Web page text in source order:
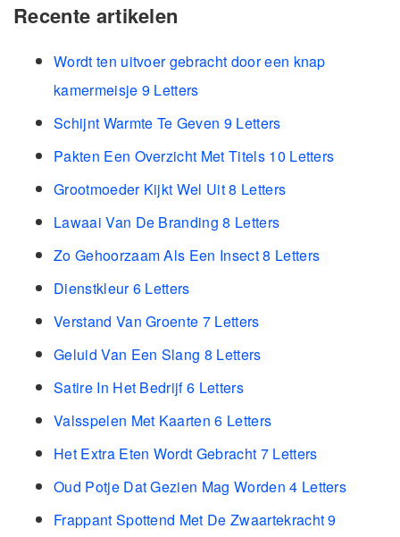
Recente artikelen
Wordt ten uitvoer gebracht door een knap
kamermeisje 9 Letters
Schijnt Warmte Te Geven 9 Letters
Pakten Een Overzicht Met Titels 10 Letters
Grootmoeder Kijkt Wel Uit 8 Letters
Lawaai Van De Branding 8 Letters
Zo Gehoorzaam Als Een Insect 8 Letters
Dienstkleur 6 Letters
Verstand Van Groente 7 Letters
Geluid Van Een Slang 8 Letters
Satire In Het Bedrijf 6 Letters
Valsspelen Met Kaarten 6 Letters
Het Extra Eten Wordt Gebracht 7 Letters
Oud Potje Dat Gezien Mag Worden 4 Letters
Frappant Spottend Met De Zwaartekracht 9